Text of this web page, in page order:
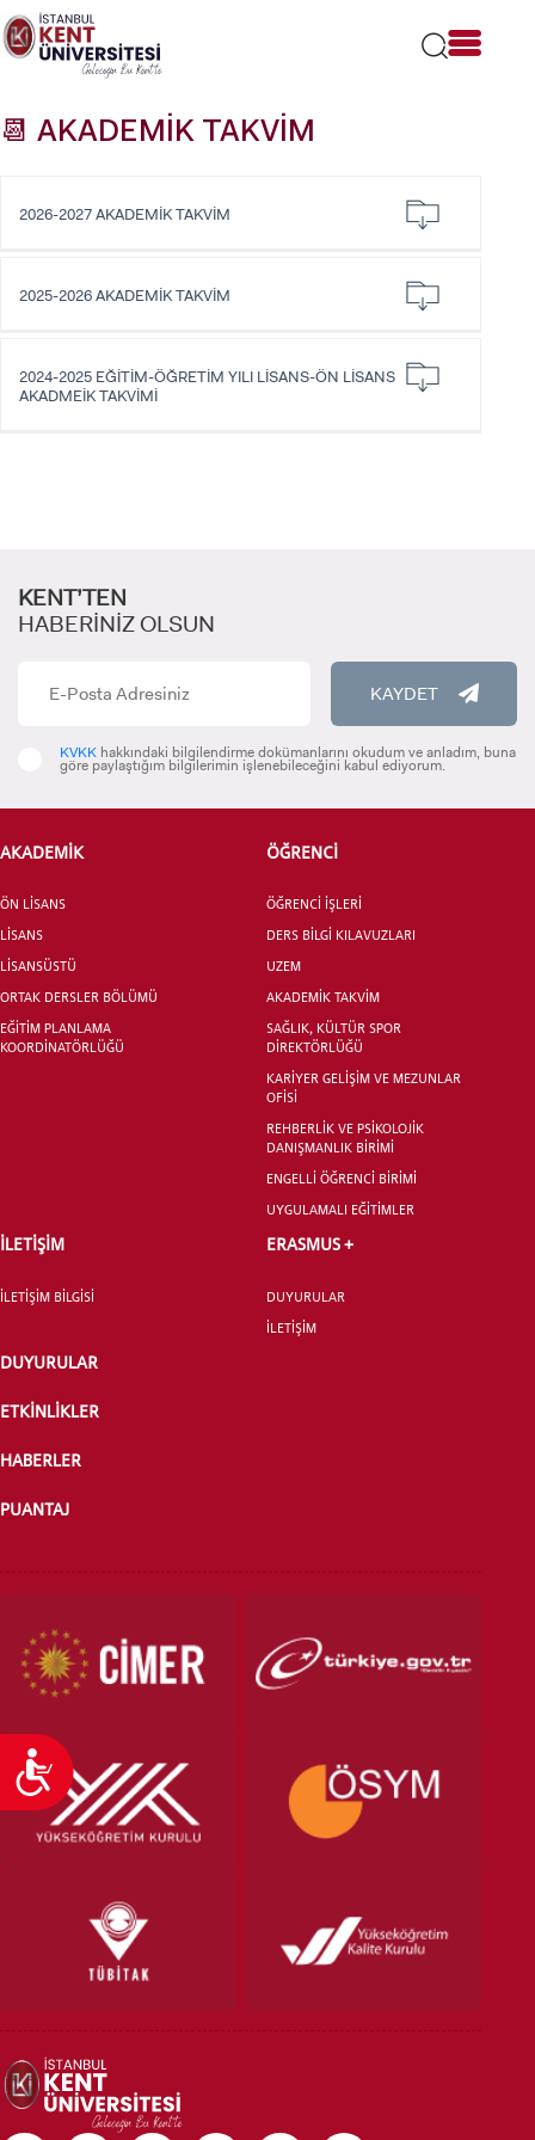
Lütfen
dikkat:
Bu
bir
Ulaşılabilirlik
STUDENT
LİSANSÜSTÜ EĞİTİM ENSTİTÜSÜ
ÖNLİSANS ve
📆 AKADEMİK TAKVİM
2026-2027 AKADEMİK TAKVİM
2025-2026 AKADEMİK TAKVİM
2024-2025 EĞİTİM-ÖĞRETİM YILI LİSANS-ÖN LİSANS
AKADMEİK TAKVİMİ
KENT’TEN
HABERİNİZ OLSUN
KAYDET
KVKK hakkındaki bilgilendirme dokümanlarını okudum ve anladım, buna
göre paylaştığım bilgilerimin işlenebileceğini kabul ediyorum.
AKADEMİK
ÖN LİSANS
LİSANS
LİSANSÜSTÜ
ORTAK DERSLER BÖLÜMÜ
EĞİTİM PLANLAMA
KOORDİNATÖRLÜĞÜ
ÖĞRENCİ
ÖĞRENCİ İŞLERİ
DERS BİLGİ KILAVUZLARI
UZEM
AKADEMİK TAKVİM
SAĞLIK, KÜLTÜR SPOR
DİREKTÖRLÜĞÜ
KARİYER GELİŞİM VE MEZUNLAR
OFİSİ
REHBERLİK VE PSİKOLOJİK
DANIŞMANLIK BİRİMİ
ENGELLİ ÖĞRENCİ BİRİMİ
UYGULAMALI EĞİTİMLER
İLETİŞİM
İLETİŞİM BİLGİSİ
ERASMUS +
DUYURULAR
İLETİŞİM
DUYURULAR
ETKİNLİKLER
HABERLER
PUANTAJ